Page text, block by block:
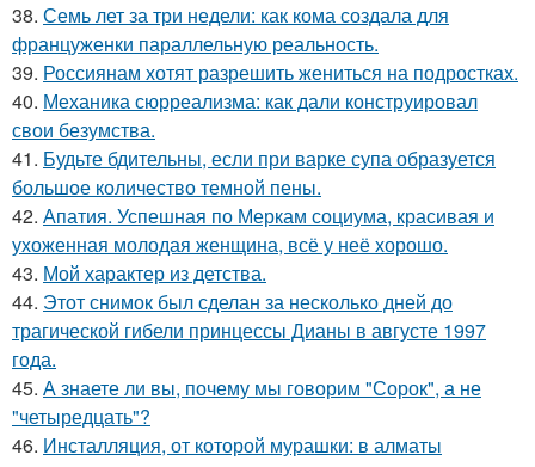
38. Семь лет за три недели: как кома создала для
француженки параллельную реальность.
39. Россиянам хотят разрешить жениться на подростках.
40. Механика сюрреализма: как дали конструировал
свои безумства.
41. Будьте бдительны, если при варке супа образуется
большое количество темной пены.
42. Апатия. Успешная по Меркам социума, красивая и
ухоженная молодая женщина, всё у неё хорошо.
43. Мой характер из детства.
44. Этот снимок был сделан за несколько дней до
трагической гибели принцессы Дианы в августе 1997
года.
45. А знаете ли вы, почему мы говорим "Сорок", а не
"четыредцать"?
46. Инсталляция, от которой мурашки: в алматы